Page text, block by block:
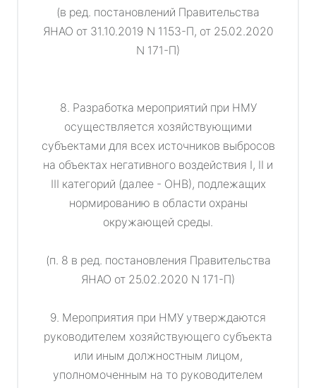
(в ред. постановлений Правительства
ЯНАО от 31.10.2019 N 1153-П, от 25.02.2020
N 171-П)
8. Разработка мероприятий при НМУ
осуществляется хозяйствующими
субъектами для всех источников выбросов
на объектах негативного воздействия I, II и
III категорий (далее - ОНВ), подлежащих
нормированию в области охраны
окружающей среды.
(п. 8 в ред. постановления Правительства
ЯНАО от 25.02.2020 N 171-П)
9. Мероприятия при НМУ утверждаются
руководителем хозяйствующего субъекта
или иным должностным лицом,
уполномоченным на то руководителем